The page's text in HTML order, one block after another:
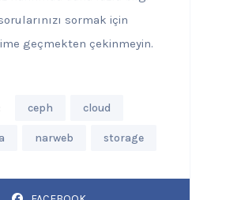
sormak için
geçmekten çekinmeyin.
ceph cloud
narweb storage